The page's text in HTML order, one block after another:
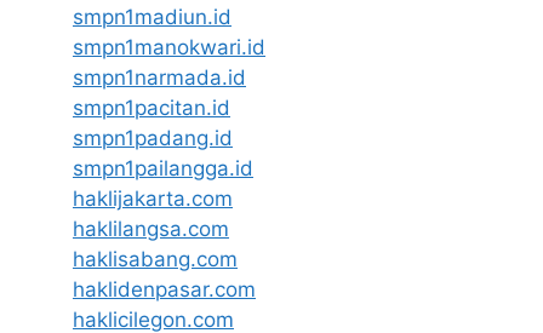
smpn1madiun.id
smpn1manokwari.id
smpn1narmada.id
smpn1pacitan.id
smpn1padang.id
smpn1pailangga.id
haklijakarta.com
haklilangsa.com
haklisabang.com
haklidenpasar.com
haklicilegon.com